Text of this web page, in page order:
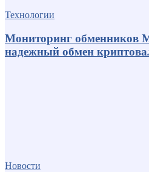
Технологии
Мониторинг обменников
надежный обмен
Новости